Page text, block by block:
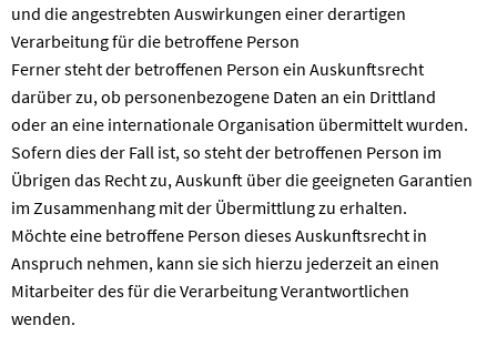
und die angestrebten Auswirkungen einer derartigen
Verarbeitung für die betroffene Person
Ferner steht der betroffenen Person ein Auskunftsrecht
darüber zu, ob personenbezogene Daten an ein Drittland
oder an eine internationale Organisation übermittelt wurden.
Sofern dies der Fall ist, so steht der betroffenen Person im
Übrigen das Recht zu, Auskunft über die geeigneten Garantien
im Zusammenhang mit der Übermittlung zu erhalten.
Möchte eine betroffene Person dieses Auskunftsrecht in
Anspruch nehmen, kann sie sich hierzu jederzeit an einen
Mitarbeiter des für die Verarbeitung Verantwortlichen
wenden.